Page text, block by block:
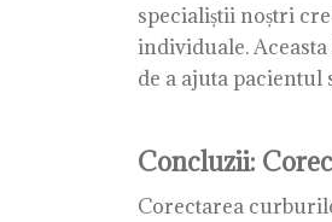
specialiștii noștri
individuale.
de a ajuta pacientul
Concluzii:
Corectarea